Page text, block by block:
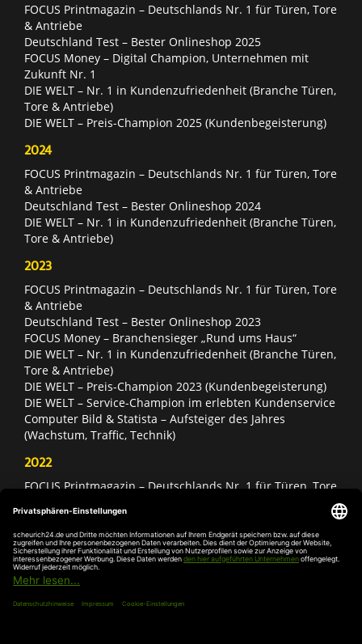
FOCUS Printmagazin – Deutschlands Nr. 1 für Türen, Tore
& Antriebe
Deutschland Test – Bester Onlineshop 2025
FOCUS Money – Digital Champion, Unternehmen mit
Zukunft Nr. 1
DIE WELT – Nr. 1 in Kundenzufriedenheit (Branche Türen,
Tore & Antriebe)
DIE WELT – Preis-Champion 2025 (Kundenbegeisterung)
2024
FOCUS Printmagazin – Deutschlands Nr. 1 für Türen, Tore
& Antriebe
Deutschland Test – Bester Onlineshop 2024
DIE WELT – Nr. 1 in Kundenzufriedenheit (Branche Türen,
Tore & Antriebe)
2023
FOCUS Printmagazin – Deutschlands Nr. 1 für Türen, Tore
& Antriebe
Deutschland Test – Bester Onlineshop 2023
FOCUS Money – Branchensieger „Rund ums Haus“
DIE WELT – Nr. 1 in Kundenzufriedenheit (Branche Türen,
Tore & Antriebe)
DIE WELT – Preis-Champion 2023 (Kundenbegeisterung)
DIE WELT – Service-Champion im erlebten Kundenservice
Computer Bild & Statista – Aufsteiger des Jahres
(Wachstum, Traffic, Technik)
2022
FOCUS Printmagazin – Deutschlands Nr. 1 für Türen, Tore
Deutschland Test – Bester Onlineshop 2022
FOCUS Money – Branchensieger „Rund ums Haus“
DIE WELT – Service-Champion im erlebten Kundenservice
DIE WELT – Branchengewinner Gold-Rang (Türen, Tore &
Antriebe)